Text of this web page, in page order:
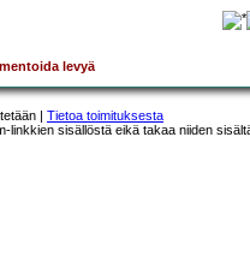
levyä
| Tietoa toimituksesta
sisällöstä eikä takaa niiden